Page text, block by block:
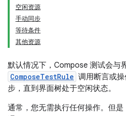
空闲资源
手动同步
等待条件
其他资源
默认情况下，Compose 测试会与
ComposeTestRule 调用断言或
步，直到界面树处于空闲状态。
通常，您无需执行任何操作。但